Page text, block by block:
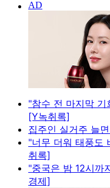
"참수 전 마지막
[Y녹취록]
집주인 실거주 늘
"너무 더워 태풍도
취록]
"중국은 밤 12시까
경제]